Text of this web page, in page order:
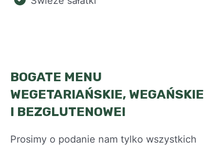
BOGATE MENU
WEGETARIAŃSKIE, WEGAŃSKIE
I BEZGLUTENOWE!
Prosimy o podanie nam tylko wszystkich